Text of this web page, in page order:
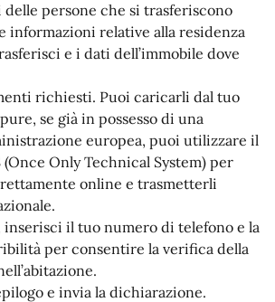
persone che si trasferiscono
informazioni relative alla residenza
e i dati dell’immobile dove
richiesti. Puoi caricarli dal tuo
se già in possesso di una
europea, puoi utilizzare il
(Once Only Technical System) per
online e trasmetterli
inserisci il tuo numero di telefono e la
per consentire la verifica della
e invia la dichiarazione.